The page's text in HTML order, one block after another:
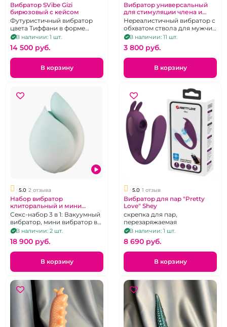
Вибратор SVibe Gizi
бирюзовый с кейсом
Футуристичный вибратор
цвета Тиффани в форме
улитки с 2 моторами
В наличии: 1 шт.
14 500 pуб.
В корзину
Вибратор универсальный
для стимуляции члена и
техники Double Pussy
Рогатка "Experiense"
голубой
Нереалистичный вибратор с
обхватом ствола для мужчин
голубого цвета.
В наличии: 11 шт.
3 800 pуб.
В корзину
5.0 2 отзыва
Набор вибратор
клиторальный и мини
вибратор бирюзовый с
подставкой
Секс-набор 3 в 1: Вакуумный
вибратор, мини вибратор в
подарочной упаковке
-Светильнике
В наличии: 2 шт.
18 900 pуб.
В корзину
5.0 1 отзыв
Вибратор для пар "Pretty
Love" Shey
скрепка для пар,
перезаряжаемая
В наличии: 1 шт.
8 690 pуб.
В корзину